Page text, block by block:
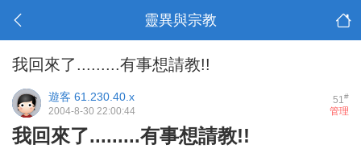
靈異與宗教
我回來了.........有事想請教!!
51#
遊客 61.230.40.x
管理
2004-8-30 22:00:44
我回來了.........有事想請教!!